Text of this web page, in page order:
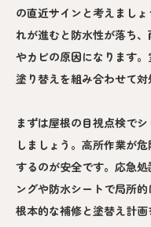
の直近サインと考えまし
れが進むと防水性が落ち
やカビの原因になります
塗り替えを組み合わせて対
まずは屋根の目視点検で
しましょう。高所作業が
するのが安全です。応急
ングや防水シートで局所
根本的な補修と塗替え計画